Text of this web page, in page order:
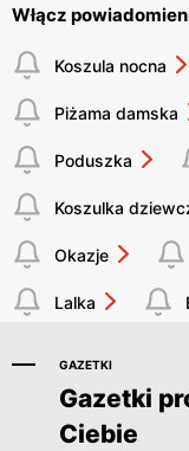
Włącz
Koszula nocna
Piżama damska
Poduszka
Koszulka
Okazje
Lalka
GAZETKI
Gazetki
Ciebie